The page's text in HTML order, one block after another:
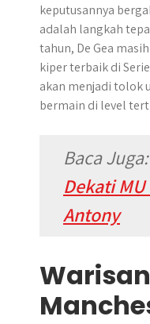
keputusannya
adalah langkah
tahun, De Gea
kiper terbaik di
akan menjadi tolok
bermain di level
Baca Juga:
Dekati
Antony